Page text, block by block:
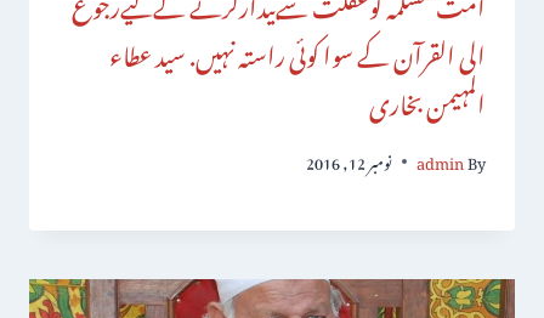
الی القرآن کے سوا کوئی راستہ نہیں. سید عطاء
المہیمن بخاری
By
admin نومبر 12, 2016